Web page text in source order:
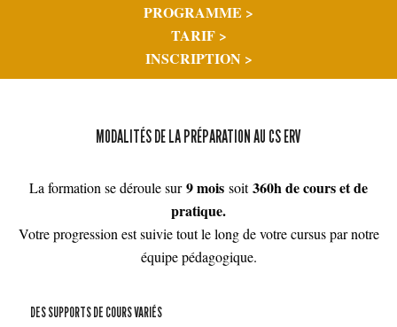
PROGRAMME >
TARIF >
INSCRIPTION >
MODALITÉS DE LA PRÉPARATION AU CS ERV
La formation se déroule sur9 mois soit360h de cours et de
pratique.
Votre progression est suivie tout le long de votre cursus par notre
équipe pédagogique.
DES SUPPORTS DE COURS VARIÉS